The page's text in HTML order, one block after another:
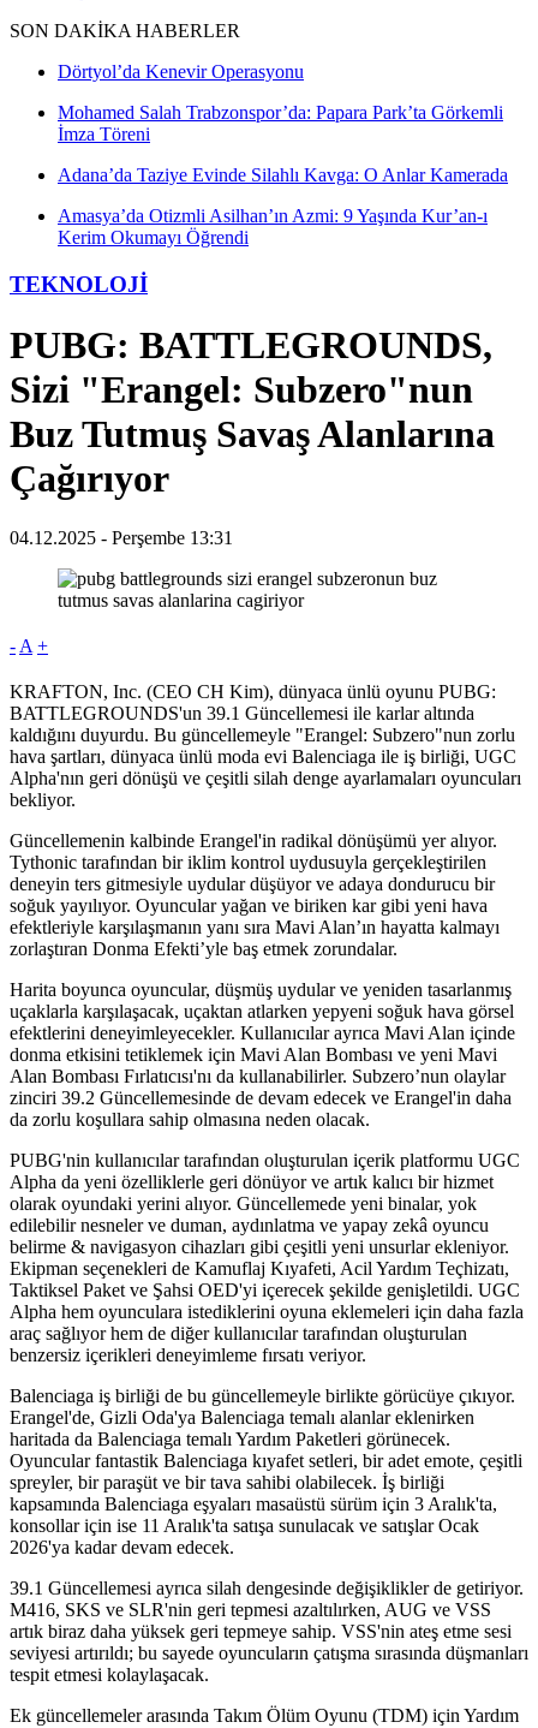
SON DAKİKA HABERLER
Dörtyol’da Kenevir Operasyonu
Mohamed Salah Trabzonspor’da: Papara Park’ta Görkemli
İmza Töreni
Adana’da Taziye Evinde Silahlı Kavga: O Anlar Kamerada
Amasya’da Otizmli Asilhan’ın Azmi: 9 Yaşında Kur’an-ı
Kerim Okumayı Öğrendi
TEKNOLOJİ
PUBG: BATTLEGROUNDS,
Sizi "Erangel: Subzero"nun
Buz Tutmuş Savaş Alanlarına
Çağırıyor
04.12.2025 - Perşembe 13:31
- A +
KRAFTON, Inc. (CEO CH Kim), dünyaca ünlü oyunu PUBG:
BATTLEGROUNDS'un 39.1 Güncellemesi ile karlar altında
kaldığını duyurdu. Bu güncellemeyle "Erangel: Subzero"nun zorlu
hava şartları, dünyaca ünlü moda evi Balenciaga ile iş birliği, UGC
Alpha'nın geri dönüşü ve çeşitli silah denge ayarlamaları oyuncuları
bekliyor.
Güncellemenin kalbinde Erangel'in radikal dönüşümü yer alıyor.
Tythonic tarafından bir iklim kontrol uydusuyla gerçekleştirilen
deneyin ters gitmesiyle uydular düşüyor ve adaya dondurucu bir
soğuk yayılıyor. Oyuncular yağan ve biriken kar gibi yeni hava
efektleriyle karşılaşmanın yanı sıra Mavi Alan’ın hayatta kalmayı
zorlaştıran Donma Efekti’yle baş etmek zorundalar.
Harita boyunca oyuncular, düşmüş uydular ve yeniden tasarlanmış
uçaklarla karşılaşacak, uçaktan atlarken yepyeni soğuk hava görsel
efektlerini deneyimleyecekler. Kullanıcılar ayrıca Mavi Alan içinde
donma etkisini tetiklemek için Mavi Alan Bombası ve yeni Mavi
Alan Bombası Fırlatıcısı'nı da kullanabilirler. Subzero’nun olaylar
zinciri 39.2 Güncellemesinde de devam edecek ve Erangel'in daha
da zorlu koşullara sahip olmasına neden olacak.
PUBG'nin kullanıcılar tarafından oluşturulan içerik platformu UGC
Alpha da yeni özelliklerle geri dönüyor ve artık kalıcı bir hizmet
olarak oyundaki yerini alıyor. Güncellemede yeni binalar, yok
edilebilir nesneler ve duman, aydınlatma ve yapay zekâ oyuncu
belirme & navigasyon cihazları gibi çeşitli yeni unsurlar ekleniyor.
Ekipman seçenekleri de Kamuflaj Kıyafeti, Acil Yardım Teçhizatı,
Taktiksel Paket ve Şahsi OED'yi içerecek şekilde genişletildi. UGC
Alpha hem oyunculara istediklerini oyuna eklemeleri için daha fazla
araç sağlıyor hem de diğer kullanıcılar tarafından oluşturulan
benzersiz içerikleri deneyimleme fırsatı veriyor.
Balenciaga iş birliği de bu güncellemeyle birlikte görücüye çıkıyor.
Erangel'de, Gizli Oda'ya Balenciaga temalı alanlar eklenirken
haritada da Balenciaga temalı Yardım Paketleri görünecek.
Oyuncular fantastik Balenciaga kıyafet setleri, bir adet emote, çeşitli
spreyler, bir paraşüt ve bir tava sahibi olabilecek. İş birliği
kapsamında Balenciaga eşyaları masaüstü sürüm için 3 Aralık'ta,
konsollar için ise 11 Aralık'ta satışa sunulacak ve satışlar Ocak
2026'ya kadar devam edecek.
39.1 Güncellemesi ayrıca silah dengesinde değişiklikler de getiriyor.
M416, SKS ve SLR'nin geri tepmesi azaltılırken, AUG ve VSS
artık biraz daha yüksek geri tepmeye sahip. VSS'nin ateş etme sesi
seviyesi artırıldı; bu sayede oyuncuların çatışma sırasında düşmanları
tespit etmesi kolaylaşacak.
Ek güncellemeler arasında Takım Ölüm Oyunu (TDM) için Yardım